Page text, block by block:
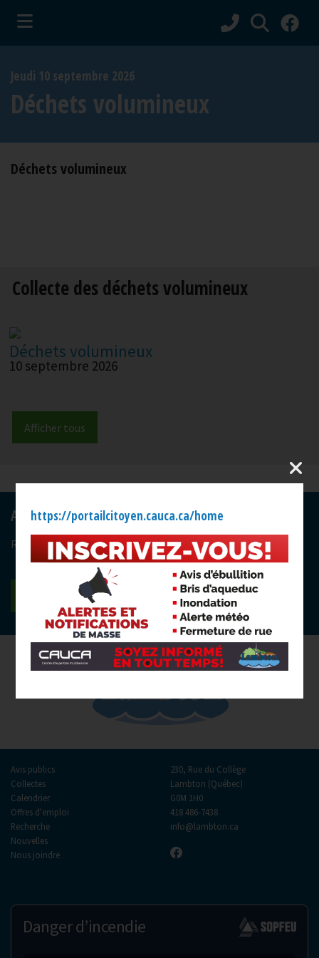
(Culture et tourisme )
Jeudi 10 septembre 2026
Déchets volumineux
Déchets volumineux
Collecte des déchets volumineux
Déchets volumineux
10 septembre 2026
Afficher tous
Abonnez-vous à l'infolettre
Restez à l'affût de l'actualité et des activités offertes.
Avis publics
Collectes
Calendrier
Offres d'emploi
Recherche
Nouvelles
Nous joindre
230, Rue du Collège
Lambton (Québec)
G0M 1H0
418 486-7438
info@lambton.ca
Danger d’incendie
https://portailcitoyen.cauca.ca/home